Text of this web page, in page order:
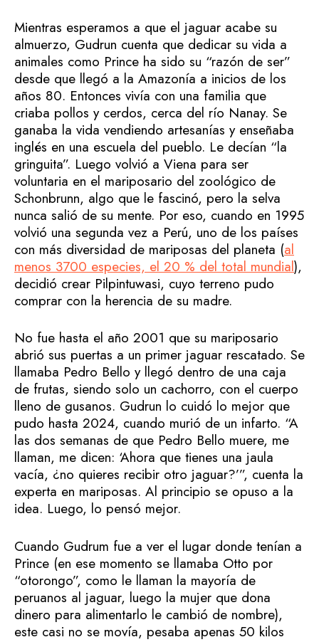
Mientras esperamos a que el jaguar acabe su
almuerzo, Gudrun cuenta que dedicar su vida a
animales como Prince ha sido su “razón de ser”
desde que llegó a la Amazonía a inicios de los
años 80. Entonces vivía con una familia que
criaba pollos y cerdos, cerca del río Nanay. Se
ganaba la vida vendiendo artesanías y enseñaba
inglés en una escuela del pueblo. Le decían “la
gringuita”. Luego volvió a Viena para ser
voluntaria en el mariposario del zoológico de
Schonbrunn, algo que le fascinó, pero la selva
nunca salió de su mente. Por eso, cuando en 1995
volvió una segunda vez a Perú, uno de los países
con más diversidad de mariposas del planeta (al
menos 3700 especies, el 20 % del total mundial),
decidió crear Pilpintuwasi, cuyo terreno pudo
comprar con la herencia de su madre.
No fue hasta el año 2001 que su mariposario
abrió sus puertas a un primer jaguar rescatado. Se
llamaba Pedro Bello y llegó dentro de una caja
de frutas, siendo solo un cachorro, con el cuerpo
lleno de gusanos. Gudrun lo cuidó lo mejor que
pudo hasta 2024, cuando murió de un infarto. “A
las dos semanas de que Pedro Bello muere, me
llaman, me dicen: ‘Ahora que tienes una jaula
vacía, ¿no quieres recibir otro jaguar?’”, cuenta la
experta en mariposas. Al principio se opuso a la
idea. Luego, lo pensó mejor.
Cuando Gudrum fue a ver el lugar donde tenían a
Prince (en ese momento se llamaba Otto por
“otorongo”, como le llaman la mayoría de
peruanos al jaguar, luego la mujer que dona
dinero para alimentarlo le cambió de nombre),
este casi no se movía, pesaba apenas 50 kilos